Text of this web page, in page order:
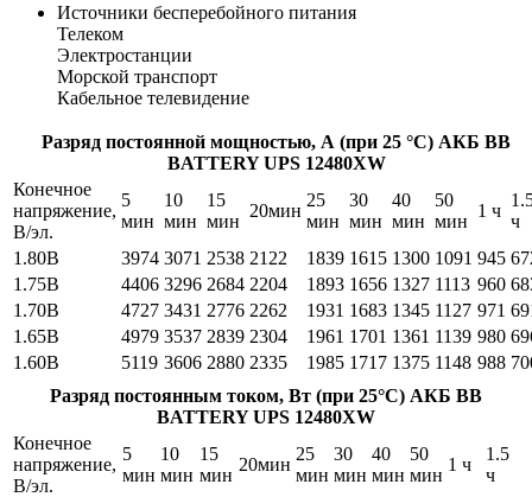
Источники бесперебойного питания
Телеком
Электростанции
Морской транспорт
Кабельное телевидение
Разряд постоянной мощностью, А (при 25 °С) АКБ BB
BATTERY UPS 12480XW
Конечное
напряжение,
В/эл.
5
мин
10
мин
15
мин
20мин
25
мин
30
мин
40
мин
50
мин
1 ч
ч
1.80B
3974 3071 2538 2122 1839 1615 1300 1091 945
1.75B
4406 3296 2684 2204 1893 1656 1327 1113 960
1.70B
4727 3431 2776 2262 1931 1683 1345 1127 971
1.65B
4979 3537 2839 2304 1961 1701 1361 1139 980
1.60В
5119 3606 2880 2335 1985 1717 1375 1148 988
Разряд постоянным током, Вт (при 25°С) АКБ BB
BATTERY UPS 12480XW
Конечное
напряжение,
В/эл.
5
мин
10
мин
15
мин
20мин
25
мин
30
мин
40
мин
50
мин
1 ч
1.5
ч